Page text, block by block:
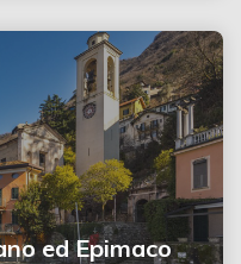
ed Epimaco